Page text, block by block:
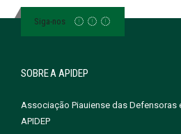
Siga-nos
SOBRE A APIDEP
Associação Piauiense das Defensoras
APIDEP